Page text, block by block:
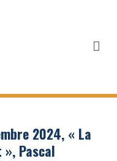
2024, « La
Pascal